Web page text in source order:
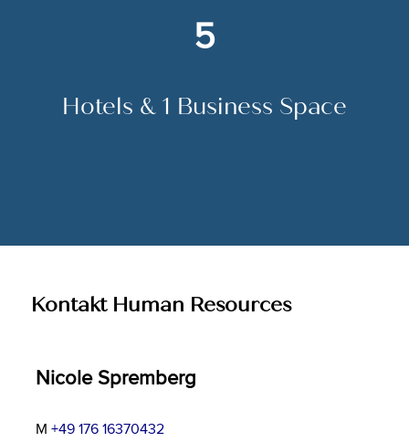
5
Hotels & 1 Business Space
Kontakt Human Resources
Nicole Spremberg
M +49 176 16370432